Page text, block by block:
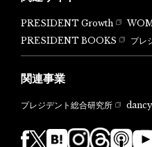
PRESIDENT Growth
PRESIDENT BOOKS
プレ
関連事業
プレジデント総合研究所